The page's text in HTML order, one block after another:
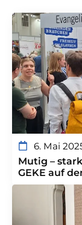
6. Mai
Mutig –
GEKE auf